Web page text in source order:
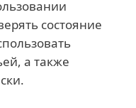
состояние
а также